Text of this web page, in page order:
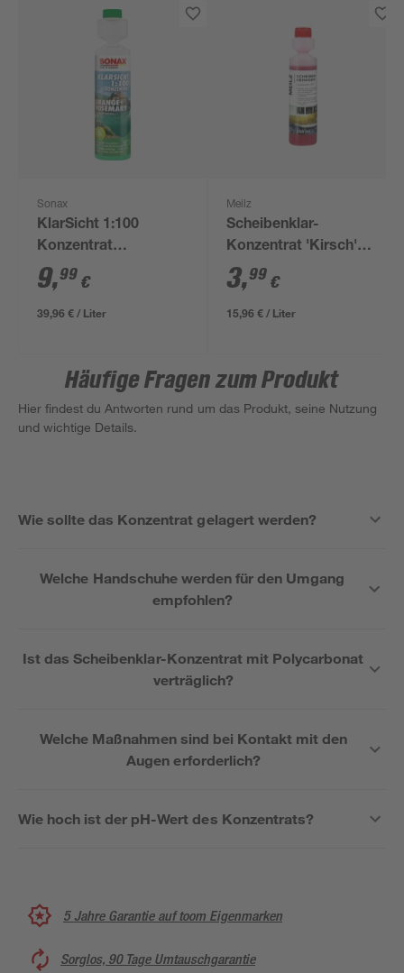
Sonax
KlarSicht 1:100
Konzentrat
Orange+Rosemary
250 ml
9,99 €
39,96 € / Liter
Meilz
Scheibenklar-
Konzentrat 'Kirsch'
250 ml
3,99 €
15,96 € / Liter
Häufige Fragen zum Produkt
Hier findest du Antworten rund um das Produkt, seine Nutzung
und wichtige Details.
Wie sollte das Konzentrat gelagert werden?
Welche Handschuhe werden für den Umgang
empfohlen?
Ist das Scheibenklar-Konzentrat mit Polycarbonat
verträglich?
Welche Maßnahmen sind bei Kontakt mit den
Augen erforderlich?
Wie hoch ist der pH-Wert des Konzentrats?
5 Jahre Garantie auf toom Eigenmarken
Sorglos, 90 Tage Umtauschgarantie